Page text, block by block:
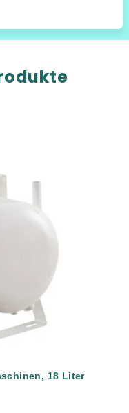
18 Liter